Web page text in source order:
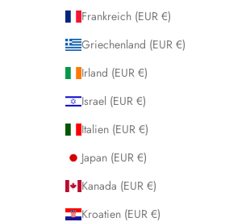
Frankreich (EUR €)
Griechenland (EUR €)
Irland (EUR €)
Israel (EUR €)
Italien (EUR €)
Japan (EUR €)
Kanada (EUR €)
Kroatien (EUR €)